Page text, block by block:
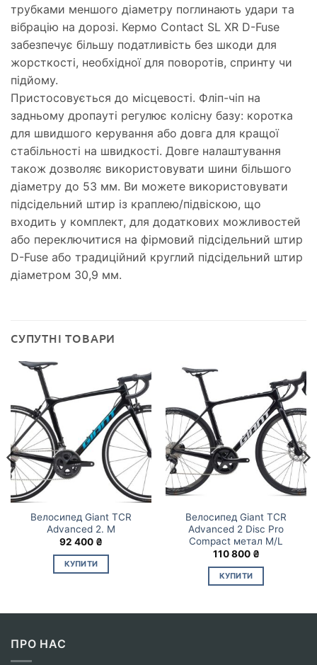
трубками меншого діаметру поглинають удари та
вібрацію на дорозі. Кермо Contact SL XR D-Fuse
забезпечує більшу податливість без шкоди для
жорсткості, необхідної для поворотів, спринту чи
підйому.
Пристосовується до місцевості. Фліп-чіп на
задньому дропауті регулює колісну базу: коротка
для швидшого керування або довга для кращої
стабільності на швидкості. Довге налаштування
також дозволяє використовувати шини більшого
діаметру до 53 мм. Ви можете використовувати
підсідельний штир із краплею/підвіскою, що
входить у комплект, для додаткових можливостей
або переключитися на фірмовий підсідельний штир
D-Fuse або традиційний круглий підсідельний штир
діаметром 30,9 мм.
СУПУТНІ ТОВАРИ
Велосипед Giant TCR
Advanced 2. M
92 400 ₴
КУПИТИ
Велосипед Giant TCR
Advanced 2 Disc Pro
Compact метал M/L
110 800 ₴
КУПИТИ
ПРО НАС